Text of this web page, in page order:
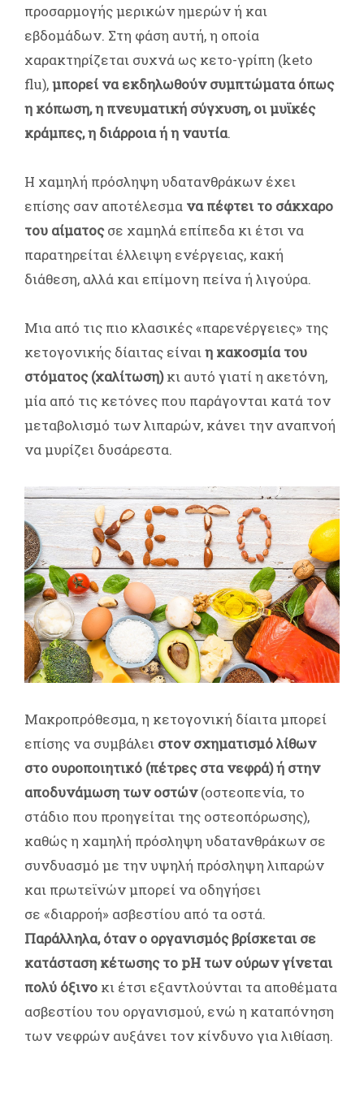
προσαρμογής μερικών ημερών ή και
εβδομάδων. Στη φάση αυτή, η οποία
χαρακτηρίζεται συχνά ως κετο-γρίπη (keto
flu),μπορεί να εκδηλωθούν συμπτώματα όπως
η κόπωση, η πνευματική σύγχυση, οι μυϊκές
κράμπες, η διάρροια ή η ναυτία.
Η χαμηλή πρόσληψη υδατανθράκων έχει
επίσης σαν αποτέλεσμα να πέφτει το σάκχαρο
του αίματοςσε χαμηλά επίπεδα κι έτσι να
παρατηρείται έλλειψη ενέργειας, κακή
διάθεση, αλλά και επίμονη πείνα ή λιγούρα.
Μια από τις πιο κλασικές «παρενέργειες» της
κετογονικής δίαιτας είναιη κακοσμία του
στόματος (χαλίτωση)κι αυτό γιατί η ακετόνη,
μία από τις κετόνες που παράγονται κατά τον
μεταβολισμό των λιπαρών, κάνει την αναπνοή
να μυρίζει δυσάρεστα.
Μακροπρόθεσμα, η κετογονική δίαιτα μπορεί
επίσης να συμβάλει στον σχηματισμό λίθων
στο ουροποιητικό (πέτρες στα νεφρά) ή στην
αποδυνάμωση των οστών(οστεοπενία, το
στάδιο που προηγείται της οστεοπόρωσης),
καθώς η χαμηλή πρόσληψη υδατανθράκων σε
συνδυασμό με την υψηλή πρόσληψη λιπαρών
και πρωτεϊνών μπορεί να οδηγήσει
σε «διαρροή» ασβεστίου από τα οστά.
Παράλληλα, όταν ο οργανισμός βρίσκεται σε
κατάσταση κέτωσης το pH των ούρων γίνεται
πολύ όξινο κι έτσι εξαντλούνται τα αποθέματα
ασβεστίου του οργανισμού, ενώ η καταπόνηση
των νεφρών αυξάνει τον κίνδυνο για λιθίαση.